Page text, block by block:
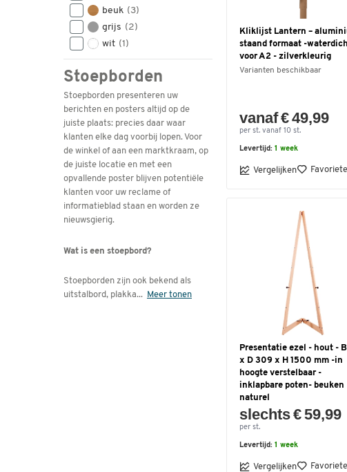
beuk (3)
grijs (2)
wit (1)
Stoepborden
Stoepborden presenteren uw
berichten en posters altijd op de
juiste plaats: precies daar waar
klanten elke dag voorbij lopen. Voor
de winkel of aan een marktkraam, op
de juiste locatie en met een
opvallende poster blijven potentiële
klanten voor uw reclame of
informatieblad staan en worden ze
nieuwsgierig.
Wat is een stoepbord?
Stoepborden zijn ook bekend als
uitstalbord, plakka... Meer tonen
Kliklijst Lantern –
staand formaat -
voor A2 - zilverkleurig
Varianten beschikbaar
vanaf € 49,99
per st. vanaf 10 st.
Levertijd: 1 week
Vergelijken
Presentatie ezel - hout -
x D 309 x H 1500 mm -in
hoogte verstelbaar -
inklapbare poten- beuken
naturel
slechts € 59,99
per st.
Levertijd: 1 week
Vergelijken